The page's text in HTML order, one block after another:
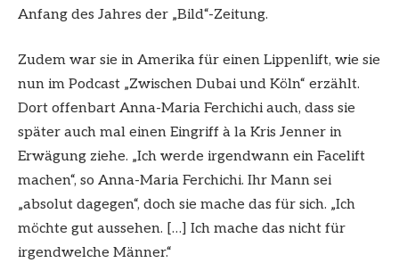
Anfang des Jahres der „Bild“-Zeitung.
Zudem war sie in Amerika für einen Lippenlift, wie sie
nun im Podcast „Zwischen Dubai und Köln“ erzählt.
Dort offenbart Anna-Maria Ferchichi auch, dass sie
später auch mal einen Eingriff à la Kris Jenner in
Erwägung ziehe. „Ich werde irgendwann ein Facelift
machen“, so Anna-Maria Ferchichi. Ihr Mann sei
„absolut dagegen“, doch sie mache das für sich. „Ich
möchte gut aussehen. […] Ich mache das nicht für
irgendwelche Männer.“